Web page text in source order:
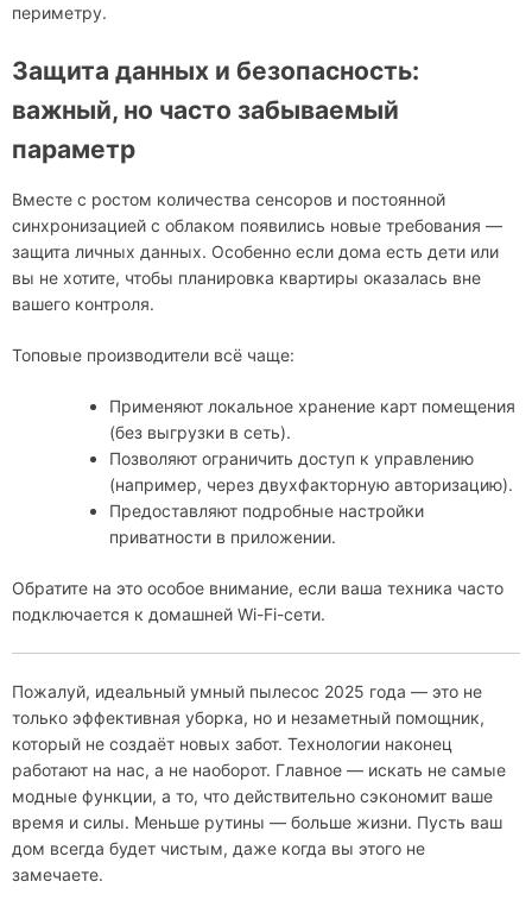
периметру.
Защита данных и безопасность:
важный, но часто забываемый
параметр
Вместе с ростом количества сенсоров и постоянной
синхронизацией с облаком появились новые требования —
защита личных данных. Особенно если дома есть дети или
вы не хотите, чтобы планировка квартиры оказалась вне
вашего контроля.
Топовые производители всё чаще:
Применяют локальное хранение карт помещения
(без выгрузки в сеть).
Позволяют ограничить доступ к управлению
(например, через двухфакторную авторизацию).
Предоставляют подробные настройки
приватности в приложении.
Обратите на это особое внимание, если ваша техника часто
подключается к домашней Wi-Fi-сети.
Пожалуй, идеальный умный пылесос 2025 года — это не
только эффективная уборка, но и незаметный помощник,
который не создаёт новых забот. Технологии наконец
работают на нас, а не наоборот. Главное — искать не самые
модные функции, а то, что действительно сэкономит ваше
время и силы. Меньше рутины — больше жизни. Пусть ваш
дом всегда будет чистым, даже когда вы этого не
замечаете.